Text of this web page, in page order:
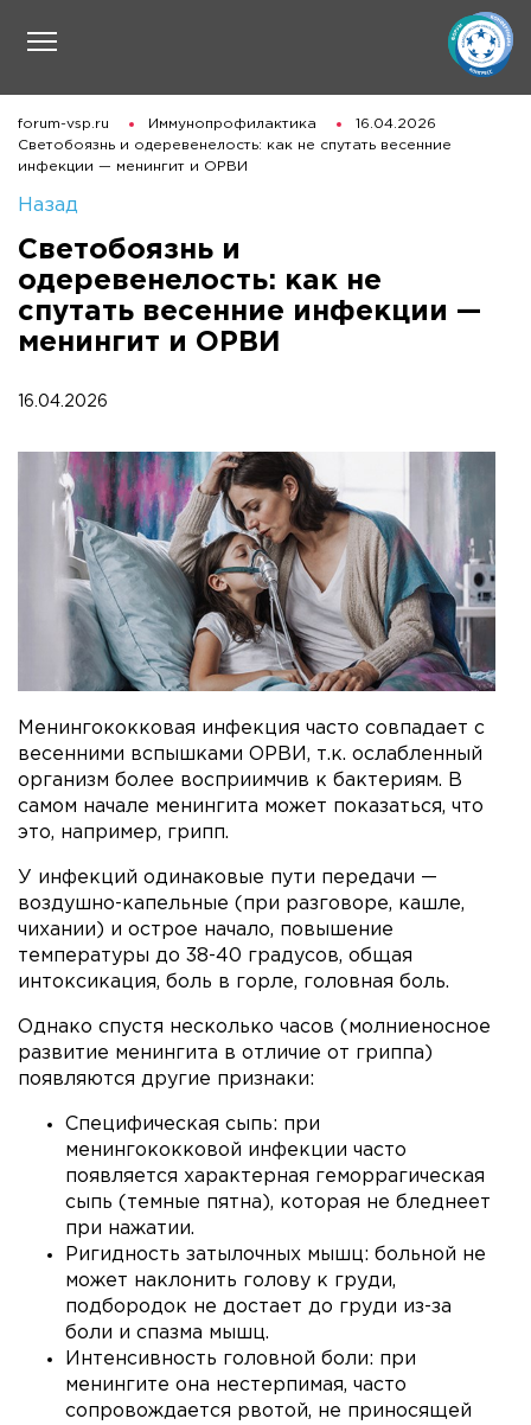
forum-vsp.ru Иммунопрофилактика
16.04.2026
Светобоязнь и одеревенелость: как не спутать весенние
инфекции — менингит и ОРВИ
Назад
Светобоязнь и
одеревенелость: как не
спутать весенние инфекции —
менингит и ОРВИ
16.04.2026
Менингококковая инфекция часто совпадает с
весенними вспышками ОРВИ, т.к. ослабленный
организм более восприимчив к бактериям. В
самом начале менингита может показаться, что
это, например, грипп.
У инфекций одинаковые пути передачи —
воздушно-капельные (при разговоре, кашле,
чихании) и острое начало, повышение
температуры до 38-40 градусов, общая
интоксикация, боль в горле, головная боль.
Однако спустя несколько часов (молниеносное
развитие менингита в отличие от гриппа)
появляются другие признаки:
Специфическая сыпь: при
менингококковой инфекции часто
появляется характерная геморрагическая
сыпь (темные пятна), которая не бледнеет
при нажатии.
Ригидность затылочных мышц: больной не
может наклонить голову к груди,
подбородок не достает до груди из-за
боли и спазма мышц.
Интенсивность головной боли: при
менингите она нестерпимая, часто
сопровождается рвотой, не приносящей